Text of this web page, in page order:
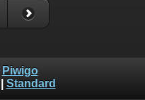
Piwigo
Standard